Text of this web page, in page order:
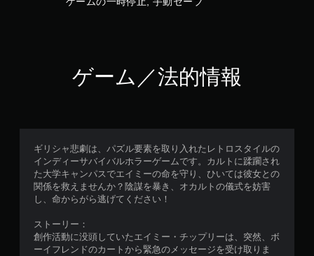
ゲーム／法的情報
ギリシャ悲劇は、パズル要素を取り入れたレトロスタイルの
インディーサバイバルホラーゲームです。カルトに蹂躙され
た大学キャンパスでエイミーの命を守り、ひいては彼女との
関係を救えませんか？陰謀を暴き、オカルトの儀式を妨害
し、命からがら逃げてください！
ストーリー：
創作活動に没頭していたエイミー・チップリーは、突然、ボ
ーイフレンドのカートから緊急のメッセージを受け取りま